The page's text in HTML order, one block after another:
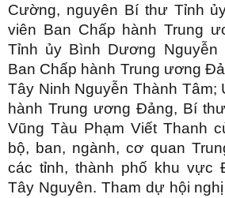
Cường, nguyên Bí thư Tỉnh
viên Ban Chấp hành Trung
Tỉnh ủy Bình Dương Nguyễn
Ban Chấp hành Trung ương
Tây Ninh Nguyễn Thành Tâm;
hành Trung ương Đảng, Bí
Vũng Tàu Phạm Viết Thanh
bộ, ban, ngành, cơ quan
các tỉnh, thành phố khu vực
Tây Nguyên. Tham dự hội